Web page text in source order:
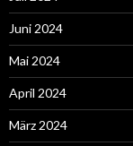
Juni 2024
Mai 2024
April 2024
März 2024